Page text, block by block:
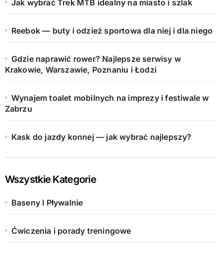
Jak wybrać Trek MTB idealny na miasto i szlak
Reebok — buty i odzież sportowa dla niej i dla niego
Gdzie naprawić rower? Najlepsze serwisy w
Krakowie, Warszawie, Poznaniu i Łodzi
Wynajem toalet mobilnych na imprezy i festiwale w
Zabrzu
Kask do jazdy konnej — jak wybrać najlepszy?
Wszystkie Kategorie
Baseny I Pływalnie
Ćwiczenia i porady treningowe